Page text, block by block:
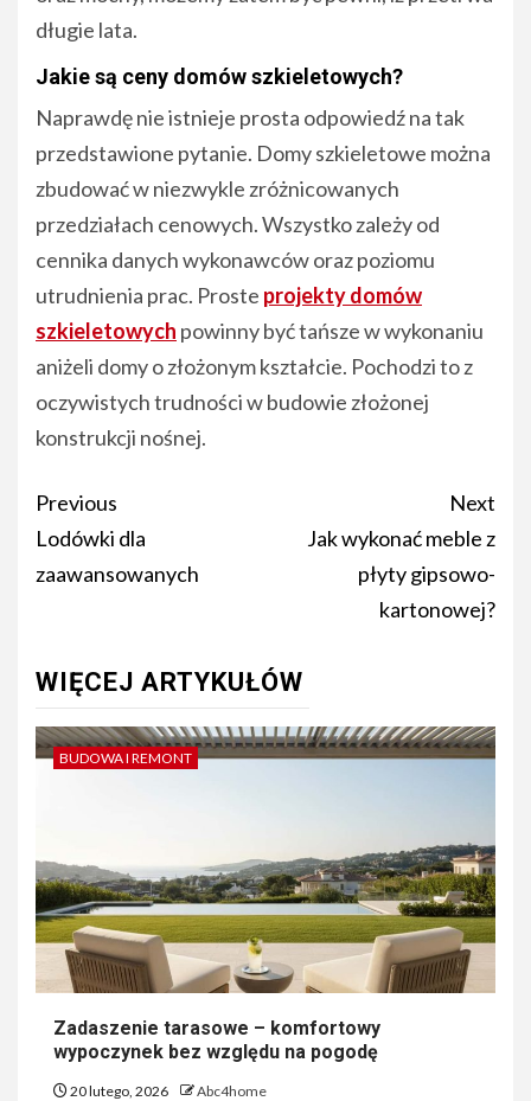
długie lata.
Jakie są ceny domów szkieletowych?
Naprawdę nie istnieje prosta odpowiedź na tak
przedstawione pytanie. Domy szkieletowe można
zbudować w niezwykle zróżnicowanych
przedziałach cenowych. Wszystko zależy od
cennika danych wykonawców oraz poziomu
utrudnienia prac. Proste projekty domów
szkieletowych powinny być tańsze w wykonaniu
aniżeli domy o złożonym kształcie. Pochodzi to z
oczywistych trudności w budowie złożonej
konstrukcji nośnej.
Post
navigation
Previous
Lodówki dla
zaawansowanych
Next
Jak wykonać meble z
płyty gipsowo-
kartonowej?
WIĘCEJ ARTYKUŁÓW
BUDOWA I REMONT
Zadaszenie tarasowe – komfortowy
wypoczynek bez względu na pogodę
20 lutego, 2026 Abc4home